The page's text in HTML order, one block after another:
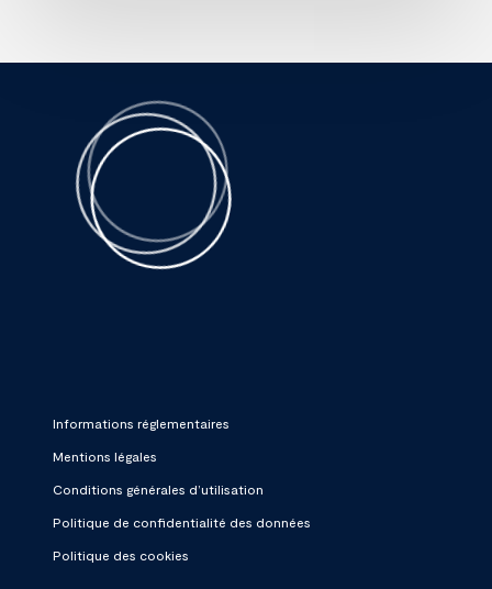
Informations réglementaires
Mentions légales
Conditions générales d’utilisation
Politique de confidentialité des données
Politique des cookies